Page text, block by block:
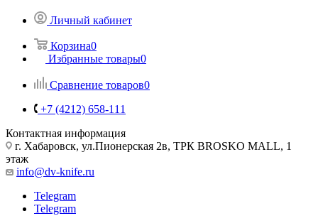
Личный кабинет
Корзина0
Избранные товары0
Сравнение товаров0
+7 (4212) 658-111
Контактная информация
г. Хабаровск, ул.Пионерская 2в, ТРК BROSKO MALL, 1
этаж
info@dv-knife.ru
Telegram
Telegram